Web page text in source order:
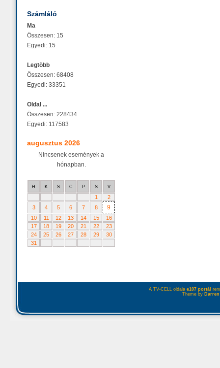
Számláló
Ma
Összesen: 15
Egyedi: 15
Legtöbb
Összesen: 68408
Egyedi: 33351
Oldal ...
Összesen: 228434
Egyedi: 117583
augusztus 2026
Nincsenek események a
hónapban.
H K S C P S V
1
2
3
4 5 6 7 8 9
10 11 12 13 14 15
16
17
18 19 20 21 22
23
24
25 26 27 28 29
30
31
A TV-CELL oldala e107 portál
Theme by